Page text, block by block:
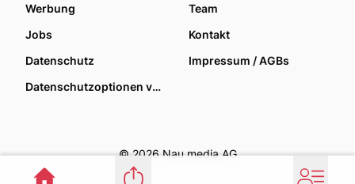
Werbung
Team
Jobs
Kontakt
Datenschutz
Impressum / AGBs
Datenschutzoptionen verwalten
© 2026 Nau media AG